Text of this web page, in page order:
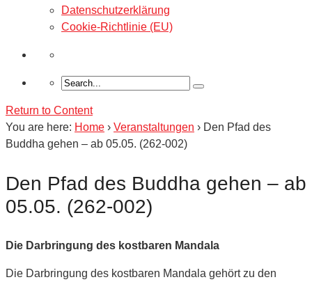
Datenschutzerklärung
Cookie-Richtlinie (EU)
Return to Content
You are here: Home › Veranstaltungen › Den Pfad des
Buddha gehen – ab 05.05. (262-002)
Den Pfad des Buddha gehen – ab
05.05. (262-002)
Die Darbringung des kostbaren Mandala
Die Darbringung des kostbaren Mandala gehört zu den